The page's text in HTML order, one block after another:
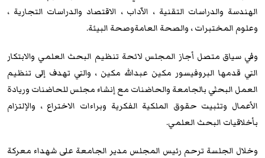
الهندسة والدراسات التقنية ، الآداب ، الاقتصاد والدراسات التجارية ،
وعلوم المختبرات ، والصحة العامةوصحة البيئة.
وفي سياق متصل أجاز المجلس لائحة تنظيم البحث العلمي والابتكار
التي قدمها البروفيسور مكين عبدالله مكين ، والتي تهدف إلى تنظيم
العمل البحثي بالجامعة والحاضنات مع إنشاء مجلس للحاضنات وريادة
الأعمال وتثبيت حقوق الملكية الفكرية وبراءات الاختراع ، والإلتزام
بأخلاقيات البحث العلمي.
وخلال الجلسة ترحم رئيس المجلس مدير الجامعة على شهداء معركة